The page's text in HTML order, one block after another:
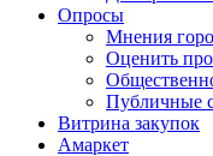
Опросы
Мнения
Оценить
Публичные
Витрина закупок
Амаркет